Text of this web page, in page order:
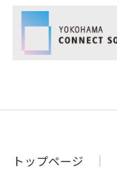
トップページ